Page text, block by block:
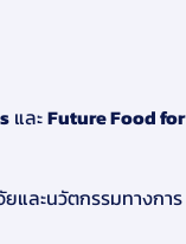
และFuture Food for
และนวัตกรรมทางการ